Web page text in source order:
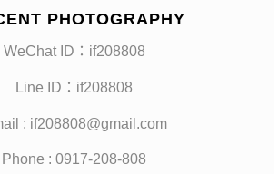
PHOTOGRAPHY
WeChat ID：if208808
Line ID：if208808
: if208808@gmail.com
Phone : 0917-208-808